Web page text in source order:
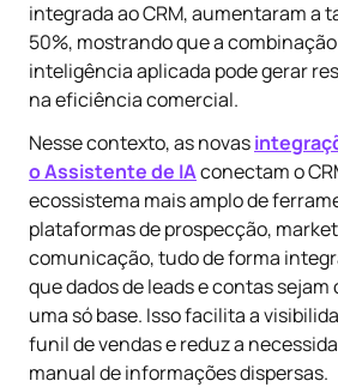
integrada ao CRM, aumentaram a
50%, mostrando que a
inteligência aplicada pode gerar
na eficiência comercial.
Nesse contexto, as novas
o Assistente de IAconectam o
ecossistema mais amplo de
plataformas de prospecção,
comunicação, tudo de forma
que dados de leads e contas
uma só base. Isso facilita a
funil de vendas e reduz a
manual de informações dispersas.